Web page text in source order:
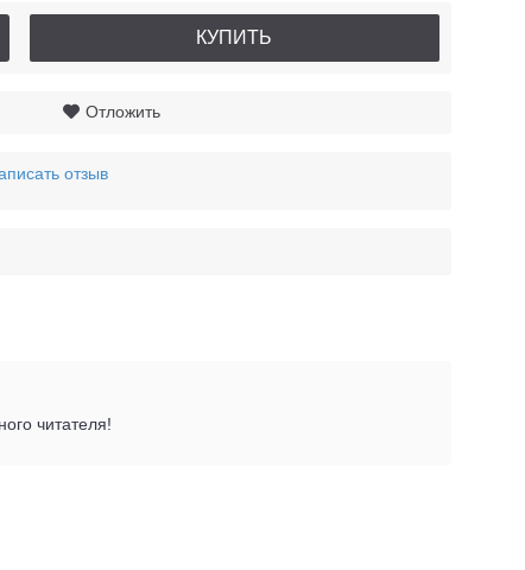
КУПИТЬ
Отложить
отзыв
читателя!